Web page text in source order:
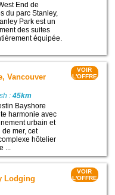
End de
du parc Stanley,
Park est un
des suites
équipée.
Vancouver
:45km
Bayshore
harmonie avec
urbain et
mer, cet
hôtelier
...
VOIR
L'OFFRE
Lodging
VOIR
L'OFFRE